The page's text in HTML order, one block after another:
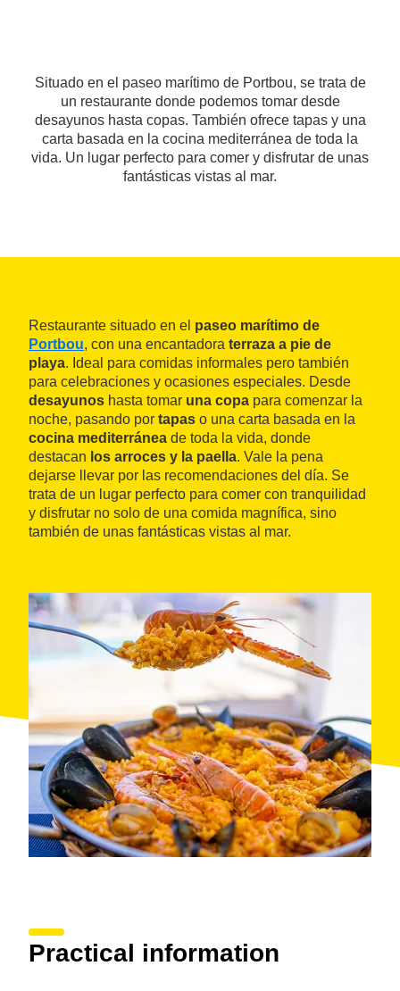
Situado en el paseo marítimo de Portbou, se trata de
un restaurante donde podemos tomar desde
desayunos hasta copas. También ofrece tapas y una
carta basada en la cocina mediterránea de toda la
vida. Un lugar perfecto para comer y disfrutar de unas
fantásticas vistas al mar.
Restaurante situado en el paseo marítimo de
Portbou, con una encantadora terraza a pie de
playa. Ideal para comidas informales pero también
para celebraciones y ocasiones especiales. Desde
desayunos hasta tomar una copa para comenzar la
noche, pasando por tapas o una carta basada en la
cocina mediterránea de toda la vida, donde
destacan los arroces y la paella. Vale la pena
dejarse llevar por las recomendaciones del día. Se
trata de un lugar perfecto para comer con tranquilidad
y disfrutar no solo de una comida magnífica, sino
también de unas fantásticas vistas al mar.
Practical information